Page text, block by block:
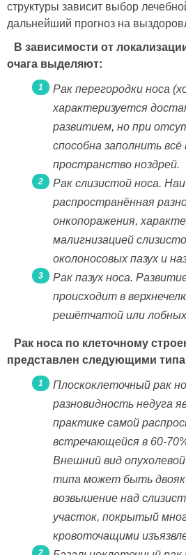
структуры зависит выбор
дальнейший прогноз на
В зависимости от
очага выделяют:
Рак перегородки носа
характеризуется
развитием, но при
способна заполнить
пространство ноздрей.
Рак слизистой носа.
распространённая
онкопоражения,
малигнизацией
околоносовых пазух и
Рак пазух носа.
происходит в
решётчатой или лобных
Рак носа по клеточному
представлен следующими
Плоскоклеточный рак
разновидность недуга
практике самой
встречающейся в 60-
Внешний вид
типа может быть
возвышение над
участок, покрытый
кровоточащими